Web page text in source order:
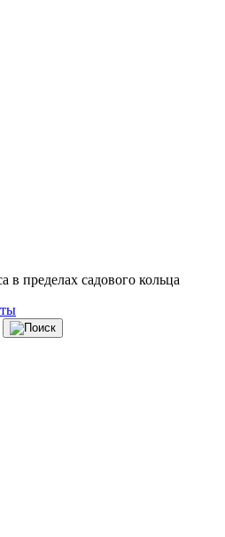
в пределах садового кольца